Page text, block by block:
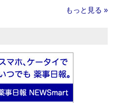
もっと見る »